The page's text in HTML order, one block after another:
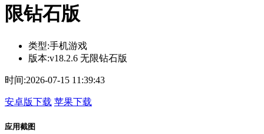
限钻石版
类型:手机游戏
版本:v18.2.6 无限钻石版
时间:2026-07-15 11:39:43
安卓版下载 苹果下载
应用截图